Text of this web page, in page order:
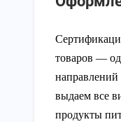
товаров —
выдаем все
продукты